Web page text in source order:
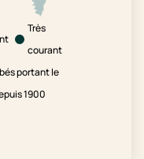
Très
courant
portant le
1900